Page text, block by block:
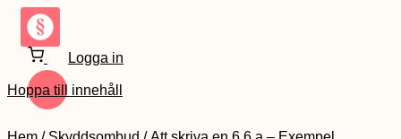
Logga in
Hoppa till innehåll